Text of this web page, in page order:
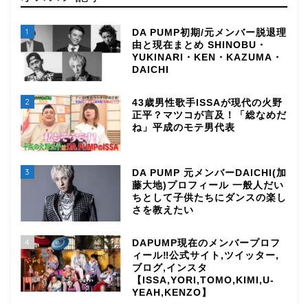
1
DA PUMP初期/元メンバー脱退理
由と現在まとめ SHINOBU・
YUKINARI・KEN・KAZUMA・
DAICHI
2
43歳男性歌手ISSAが現代の火野
正平？マツコが言及！「総なめだ
ね」平成のモテ男代表
3
DA PUMP 元メンバーDAICHI(加
藤大地)プロフィール 一般人だい
ちとして子供たちにダンスの楽し
さを教えたい
4
DAPUMP現在のメンバープロフ
ィール‼公式サイト,ツイッター,
ブログ,インスタ
【ISSA,YORI,TOMO,KIMI,U-
YEAH,KENZO】